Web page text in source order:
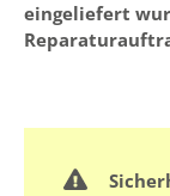
eingeliefert